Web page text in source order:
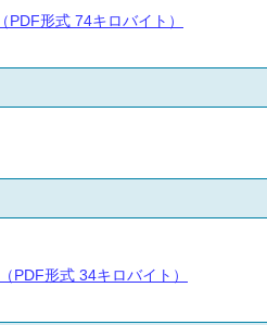
形式 74キロバイト）
PDF形式 34キロバイト）